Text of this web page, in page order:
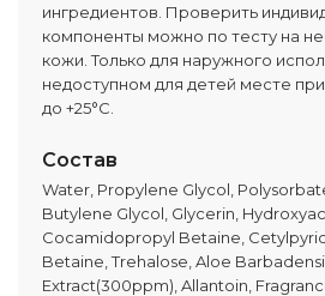
ингредиентов. Проверить
компоненты можно по тесту на
кожи. Только для наружного
недоступном для детей месте
до +25°C.
Состав
Water, Propylene Glycol,
Butylene Glycol, Glycerin,
Cocamidopropyl Betaine,
Betaine, Trehalose, Aloe
Extract(300ppm), Allantoin,